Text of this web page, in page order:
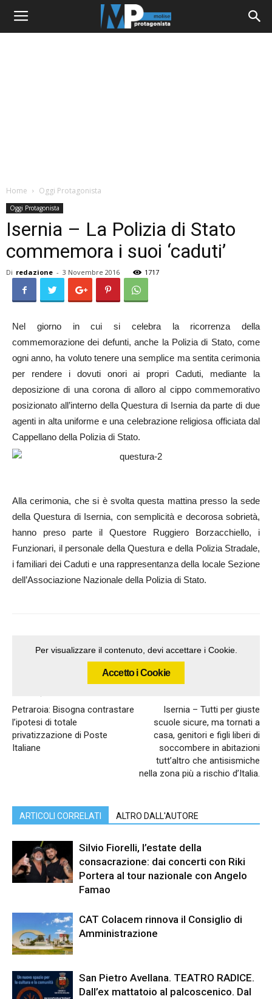
Home Oggi Protagonista
Oggi Protagonista
Isernia – La Polizia di Stato
commemora i suoi ‘caduti’
Di redazione - 3 Novembre 2016 1717
Nel giorno in cui si celebra la ricorrenza della
commemorazione dei defunti, anche la Polizia di Stato, come
ogni anno, ha voluto tenere una semplice ma sentita cerimonia
per rendere i dovuti onori ai propri Caduti, mediante la
deposizione di una corona di alloro al cippo commemorativo
posizionato all’interno della Questura di Isernia da parte di due
agenti in alta uniforme e una celebrazione religiosa officiata dal
Cappellano della Polizia di Stato.
Alla cerimonia, che si è svolta questa mattina presso la sede
della Questura di Isernia, con semplicità e decorosa sobrietà,
hanno preso parte il Questore Ruggiero Borzacchiello, i
Funzionari, il personale della Questura e della Polizia Stradale,
i familiari dei Caduti e una rappresentanza della locale Sezione
dell’Associazione Nazionale della Polizia di Stato.
Per visualizzare il contenuto, devi accettare i Cookie.
Accetto i Cookie
Petraroia: Bisogna contrastare
l’ipotesi di totale
privatizzazione di Poste
Italiane
Isernia – Tutti per giuste
scuole sicure, ma tornati a
casa, genitori e figli liberi di
soccombere in abitazioni
tutt’altro che antisismiche
nella zona più a rischio d’Italia.
ARTICOLI CORRELATI ALTRO DALL'AUTORE
Silvio Fiorelli, l’estate della
consacrazione: dai concerti con Riki
Portera al tour nazionale con Angelo
Famao
CAT Colacem rinnova il Consiglio di
Amministrazione
San Pietro Avellana. TEATRO RADICE.
Dall’ex mattatoio al palcoscenico. Dal